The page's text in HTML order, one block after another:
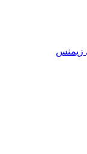
زیمنس